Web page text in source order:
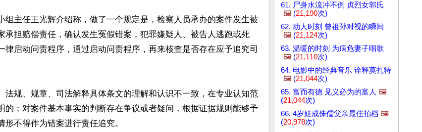
组主任王光辉介绍称，做了一个规定是，检察人员承办的案件发生被
承担赔偿责任，确认发生冤假错案，犯罪嫌疑人、被告人逃跑或死
律启动问责程序，通过启动问责程序，再来核查是否存在应予追究司
法规、规章、司法解释具体条文的理解和认识不一致，在专业认知范
的；对案件基本事实的判断存在争议或者疑问，根据证据规则能够予
形不得作为错案进行责任追究。
61. 尸身水流冲不倒 贞烈女郭氏
🖼️ (21,190次)
62. 动人时刻 曾祖孙对视的瞬间
🖼️ (21,124次)
63. 温暖的时刻 为病危妻子唱歌
🖼️ (21,110次)
64. 电影中的经典音乐 诠释莫扎特
🖼️ (21,044次)
65. 富而有德 见义必为的富人 🖼️
(21,044次)
66. 4岁娃成侏儒父亲最佳拍档 🖼️
(20,978次)